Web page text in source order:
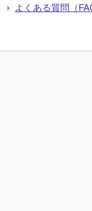
よくある質問（